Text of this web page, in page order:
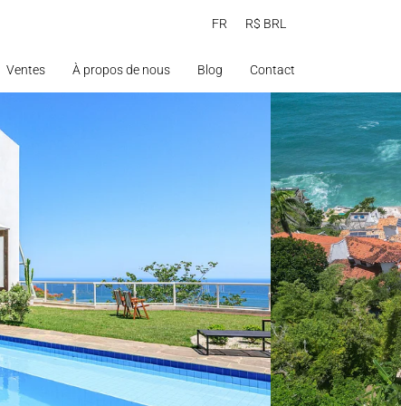
FR R$ BRL
Ventes À propos de nous Blog Contact